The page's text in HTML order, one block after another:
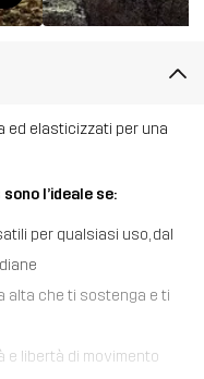
ed elasticizzati per una
l’ideale se:
per qualsiasi uso, dal
alta che ti sostenga e ti
libertà di movimento